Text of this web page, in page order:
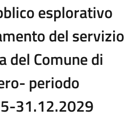
esplorativo
del servizio
del Comune di
periodo
31.12.2029